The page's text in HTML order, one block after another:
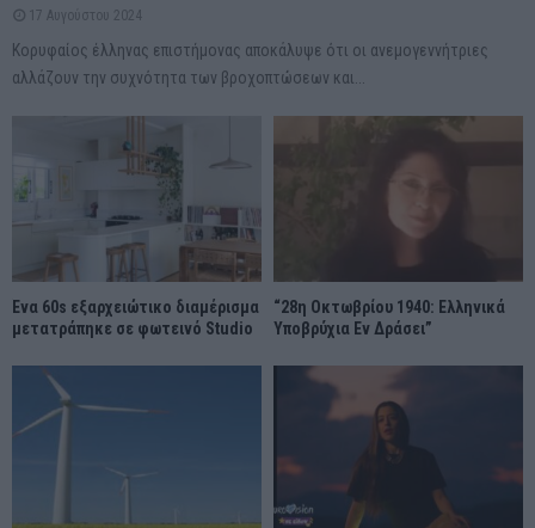
17 Αυγούστου 2024
Κορυφαίος έλληνας επιστήμονας αποκάλυψε ότι οι ανεμογεννήτριες
αλλάζουν την συχνότητα των βροχοπτώσεων και...
Ένα 60s εξαρχειώτικο διαμέρισμα
μετατράπηκε σε φωτεινό Studio
“28η Οκτωβρίου 1940: Ελληνικά
Υποβρύχια Εν Δράσει”